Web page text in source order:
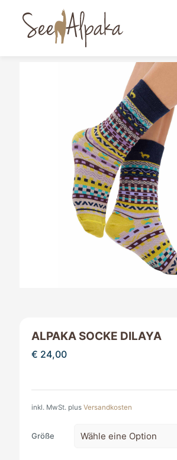
ALPAKA SOCKE DILAYA
€ 24,00
inkl. MwSt. plus Versandkosten
Größe